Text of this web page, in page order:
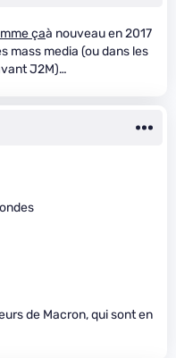
çaà nouveau en 2017
mass media (ou dans les
J2M)…
de Macron, qui sont en